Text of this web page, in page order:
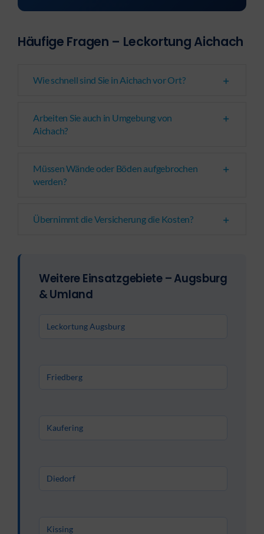
Häufige Fragen – Leckortung Aichach
Wie schnell sind Sie in Aichach vor Ort?
Arbeiten Sie auch in Umgebung von
Aichach?
Müssen Wände oder Böden aufgebrochen
werden?
Übernimmt die Versicherung die Kosten?
Weitere Einsatzgebiete – Augsburg
& Umland
Leckortung Augsburg
Friedberg
Kaufering
Diedorf
Kissing